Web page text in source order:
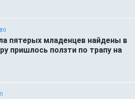
пятерых младенцев найдены в
пришлось ползти по трапу на